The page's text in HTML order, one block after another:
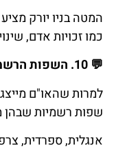
המטה בניו יורק
כמו זכויות אדם,
💬
השפות
למרות שהאו"ם
שפות רשמיות שבהן
אנגלית, ספרדית,